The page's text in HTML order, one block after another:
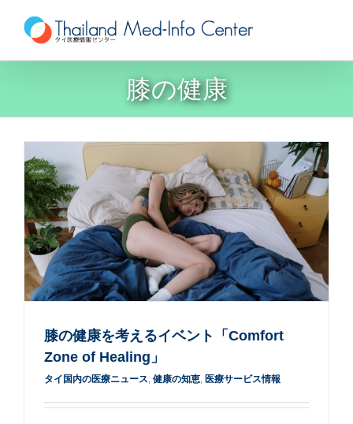
content
膝の健康
膝の健康を考えるイベント「Comfort
Zone of Healing」
タイ国内の医療ニュース 健康の知恵 医療サービス情報